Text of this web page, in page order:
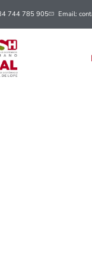
744 785 905 Email: